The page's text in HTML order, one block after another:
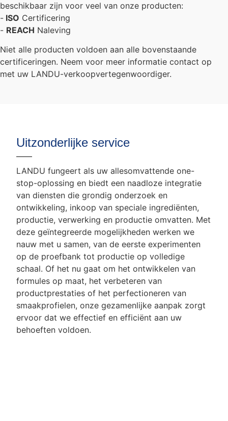
beschikbaar zijn voor veel van onze producten:
- ISO Certificering
- REACH Naleving
Niet alle producten voldoen aan alle bovenstaande
certificeringen. Neem voor meer informatie contact op
met uw LANDU-verkoopvertegenwoordiger.
Uitzonderlijke service
LANDU fungeert als uw allesomvattende one-
stop-oplossing en biedt een naadloze integratie
van diensten die grondig onderzoek en
ontwikkeling, inkoop van speciale ingrediënten,
productie, verwerking en productie omvatten. Met
deze geïntegreerde mogelijkheden werken we
nauw met u samen, van de eerste experimenten
op de proefbank tot productie op volledige
schaal. Of het nu gaat om het ontwikkelen van
formules op maat, het verbeteren van
productprestaties of het perfectioneren van
smaakprofielen, onze gezamenlijke aanpak zorgt
ervoor dat we effectief en efficiënt aan uw
behoeften voldoen.